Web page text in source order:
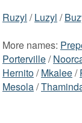
Ruzyl /Luzyl /
More names:
Porterville/
Hernito/Mkalee/
Mesola/